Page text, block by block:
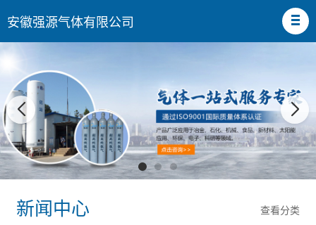
安徽强源气体有限公司
查看分类
新闻中心